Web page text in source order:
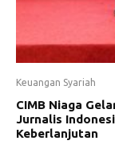
Keuangan Syariah
CIMB Niaga
Jurnalis
Keberlanjutan